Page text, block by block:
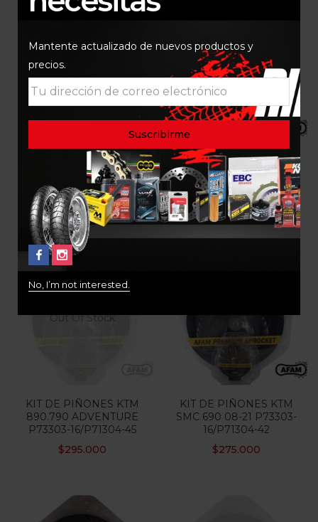
KIT DE PIÑONES
KAWASAKI NINJA 300
P24502-14/P16500-42
$255.000
KIT DE PIÑONES
KAWASAKI VERSYS 300
P24502-14/P16500-46
$275.000
Out Of Stock
KIT DE PIÑONES KTM
890.790 ADVENTURE
P73303-16/P71304-45
$295.000
KIT DE PIÑONES KTM
SMC 690 08-21 P73303-
16/P71304-42
$275.000
Mantente actualizado de nuevos productos y
precios.
No, I’m not interested.